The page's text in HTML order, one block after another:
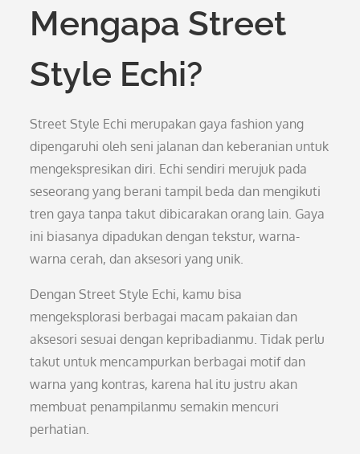
Mengapa Street
Style Echi?
Street Style Echi merupakan gaya fashion yang
dipengaruhi oleh seni jalanan dan keberanian untuk
mengekspresikan diri. Echi sendiri merujuk pada
seseorang yang berani tampil beda dan mengikuti
tren gaya tanpa takut dibicarakan orang lain. Gaya
ini biasanya dipadukan dengan tekstur, warna-
warna cerah, dan aksesori yang unik.
Dengan Street Style Echi, kamu bisa
mengeksplorasi berbagai macam pakaian dan
aksesori sesuai dengan kepribadianmu. Tidak perlu
takut untuk mencampurkan berbagai motif dan
warna yang kontras, karena hal itu justru akan
membuat penampilanmu semakin mencuri
perhatian.